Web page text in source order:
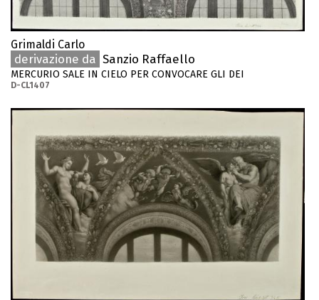
Grimaldi Carlo
derivazione da Sanzio Raffaello
MERCURIO SALE IN CIELO PER CONVOCARE GLI DEI
D-CL1407